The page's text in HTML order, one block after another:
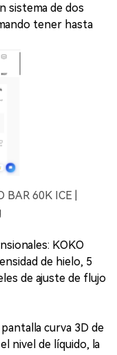
sistema de dos
tener hasta
60K ICE |
KOKO
de hielo, 5
de ajuste de flujo
curva 3D de
nivel de líquido, la